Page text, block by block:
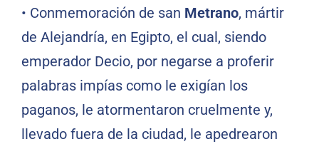
• Conmemoración de san Metrano, mártir
de Alejandría, en Egipto, el cual, siendo
emperador Decio, por negarse a proferir
palabras impías como le exigían los
paganos, le atormentaron cruelmente y,
llevado fuera de la ciudad, le apedrearon